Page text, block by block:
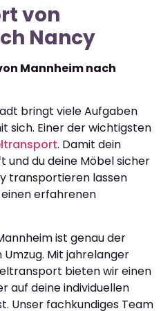
von
Nancy
Mannheim nach
bringt viele Aufgaben
sich. Einer der wichtigsten
. Damit dein
und du deine Möbel sicher
transportieren lassen
erfahrenen
ist genau der
Mit jahrelanger
bieten wir einen
auf deine individuellen
Unser fachkundiges Team